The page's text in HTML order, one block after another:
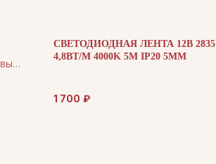
СВЕТОДИОДНАЯ ЛЕНТА 12В 2835
4,8ВТ/М 4000K 5М IP20 5ММ
1 700 ₽